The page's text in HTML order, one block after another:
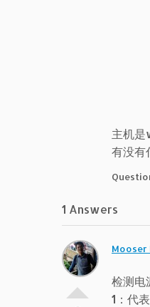
主机是
有没有
1 Answers
Mooser
检测
1：代